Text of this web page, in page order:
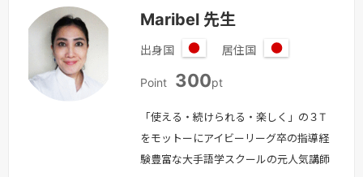
０１９年の春から住んでいます。２０２
続きを見る »
Maribel 先生
出身国
本
居住国
Point 300pt
「使える・続けられる・楽しく」の３T
をモットーにアイビーリーグ卒の指導経
験豊富な大手語学スクールの元人気講師